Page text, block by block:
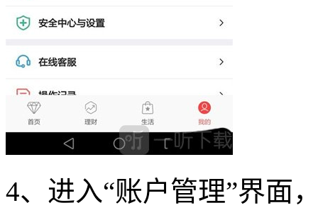
4、进入“账户管理”界面